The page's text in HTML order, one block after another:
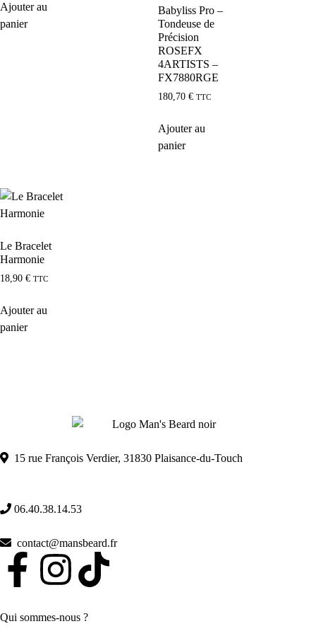
Ajouter au
panier
Babyliss Pro –
Tondeuse de
Précision
ROSEFX
4ARTISTS –
FX7880RGE
180,70 € TTC
Ajouter au
panier
Le Bracelet
Harmonie
18,90 € TTC
Ajouter au
panier
15 rue François Verdier, 31830 Plaisance-du-Touch
06.40.38.14.53
contact@mansbeard.fr
Qui sommes-nous ?